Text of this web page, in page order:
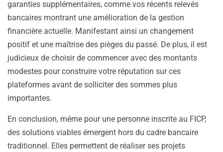
garanties supplémentaires, comme vos récents relevés
bancaires montrant une amélioration de la gestion
financière actuelle. Manifestant ainsi un changement
positif et une maîtrise des pièges du passé. De plus, il est
judicieux de choisir de commencer avec des montants
modestes pour construire votre réputation sur ces
plateformes avant de solliciter des sommes plus
importantes.
En conclusion, même pour une personne inscrite au FICP,
des solutions viables émergent hors du cadre bancaire
traditionnel. Elles permettent de réaliser ses projets